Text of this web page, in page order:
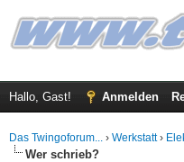
Hallo, Gast! Anmelden
Das Twingoforum... › Werkstatt›
Wer schrieb?